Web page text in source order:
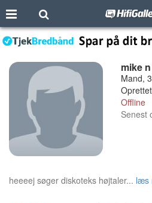
mike n
Mand,
Offline
Senest
heeeej søger diskoteks højtaler... læs